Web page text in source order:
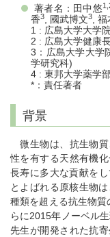
著者名：田中悠
香3 , 國武博文3 ,
1 : 広島大学大学
2 : 広島大学健康
3：広島大学大学
学研究科)
4 : 東邦大学薬学部
*：責任著者
背景
微生物は、抗生物質
性を有する天然有機
長寿に多大な貢献を
とよばれる原核生物
種類を超える抗生物
らに2015年ノーベル
先生が開発された抗